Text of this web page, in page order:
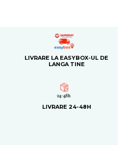
LIVRARE LA EASYBOX-UL DE
LANGA TINE
LIVRARE 24-48H